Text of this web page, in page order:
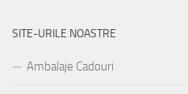
SITE-URILE NOASTRE
Ambalaje Cadouri